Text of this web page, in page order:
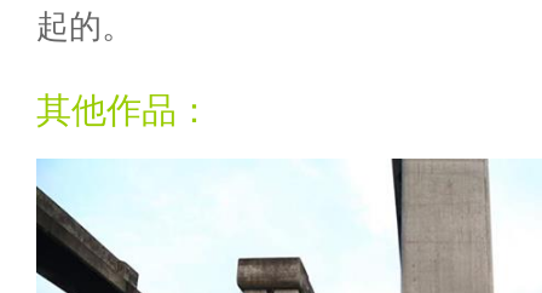
起的。
其他作品：